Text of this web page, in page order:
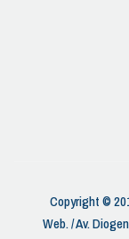
Copyright ©
Web. / Av.